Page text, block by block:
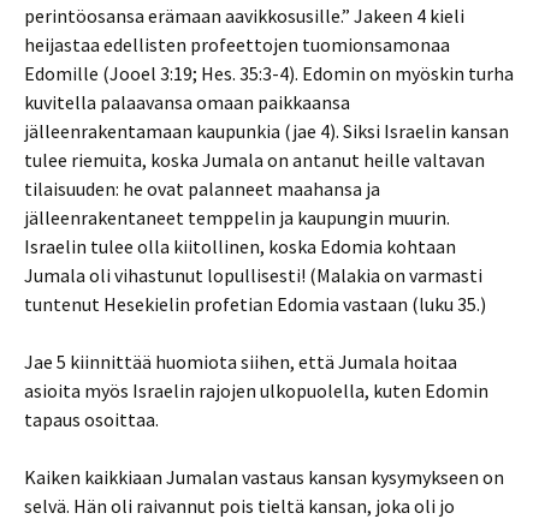
perintöosansa erämaan aavikkosusille.” Jakeen 4 kieli
heijastaa edellisten profeettojen tuomionsamonaa
Edomille (Jooel 3:19; Hes. 35:3-4). Edomin on myöskin turha
kuvitella palaavansa omaan paikkaansa
jälleenrakentamaan kaupunkia (jae 4). Siksi Israelin kansan
tulee riemuita, koska Jumala on antanut heille valtavan
tilaisuuden: he ovat palanneet maahansa ja
jälleenrakentaneet temppelin ja kaupungin muurin.
Israelin tulee olla kiitollinen, koska Edomia kohtaan
Jumala oli vihastunut lopullisesti! (Malakia on varmasti
tuntenut Hesekielin profetian Edomia vastaan (luku 35.)
Jae 5 kiinnittää huomiota siihen, että Jumala hoitaa
asioita myös Israelin rajojen ulkopuolella, kuten Edomin
tapaus osoittaa.
Kaiken kaikkiaan Jumalan vastaus kansan kysymykseen on
selvä. Hän oli raivannut pois tieltä kansan, joka oli jo